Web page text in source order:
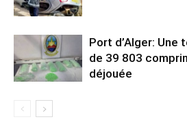
Port d’Alger:
de 39 803
déjouée